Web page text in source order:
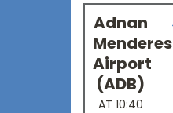
Adnan
Menderes
Airport
(ADB)
AT 10:40